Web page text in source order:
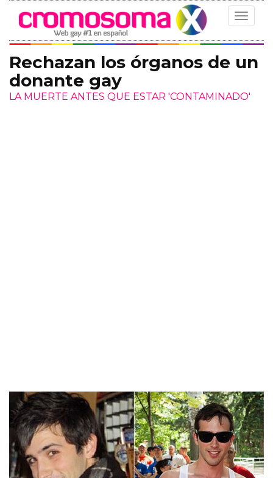
Toggle
Rechazan los órganos de un
donante gay
LA MUERTE ANTES QUE ESTAR 'CONTAMINADO'